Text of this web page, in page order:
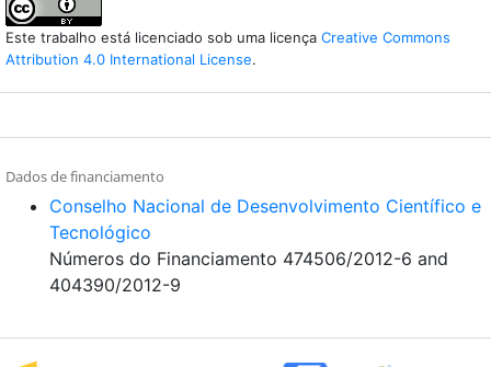
Este trabalho está licenciado sob uma licença Creative Commons
Attribution 4.0 International License.
Dados de financiamento
Conselho Nacional de Desenvolvimento Científico e
Tecnológico
Números do Financiamento 474506/2012-6 and
404390/2012-9